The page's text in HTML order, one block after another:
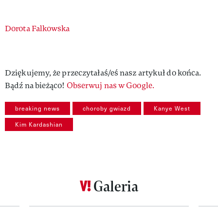
Authors
Dorota Falkowska
Dziękujemy, że przeczytałaś/eś nasz artykuł do końca.
Bądź na bieżąco! Obserwuj nas w Google.
breaking news choroby gwiazd Kanye West
Kim Kardashian
Galeria